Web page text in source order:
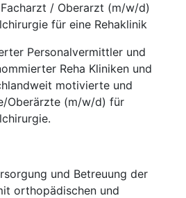
Facharzt / Oberarzt (m/w/d)
für eine Rehaklinik
Personalvermittler und
Reha Kliniken und
motivierte und
Oberärzte (m/w/d) für
und Betreuung der
orthopädischen und